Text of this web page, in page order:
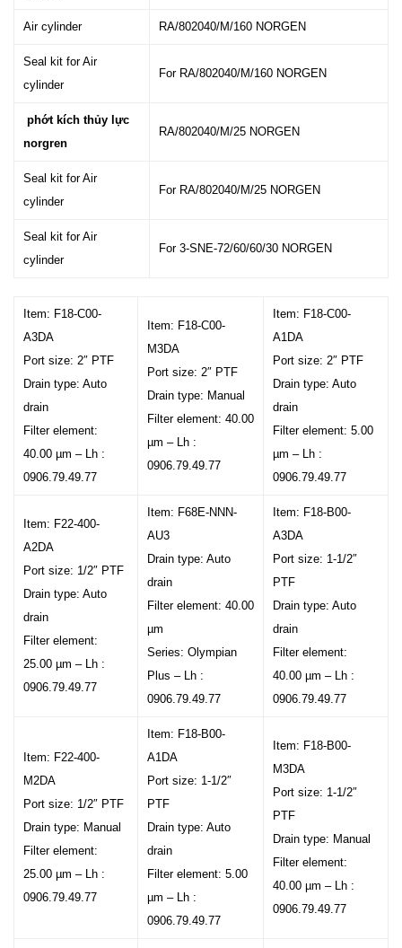
Air cylinder RA/802040/M/160 NORGEN
Seal kit for Air
cylinder
For RA/802040/M/160 NORGEN
phớt kích thủy lực
norgren
RA/802040/M/25 NORGEN
Seal kit for Air
cylinder
For RA/802040/M/25 NORGEN
Seal kit for Air
cylinder
For 3-SNE-72/60/60/30 NORGEN
Item: F18-C00-
A3DA
Port size: 2″ PTF
Drain type: Auto
drain
Filter element:
40.00 µm – Lh :
0906.79.49.77
Item: F18-C00-
M3DA
Port size: 2″ PTF
Drain type: Manual
Filter element: 40.00
µm – Lh :
0906.79.49.77
Item: F18-C00-
A1DA
Port size: 2″ PTF
Drain type: Auto
drain
Filter element: 5.00
µm – Lh :
0906.79.49.77
Item: F22-400-
A2DA
Port size: 1/2″ PTF
Drain type: Auto
drain
Filter element:
25.00 µm – Lh :
0906.79.49.77
Item: F68E-NNN-
AU3
Drain type: Auto
drain
Filter element: 40.00
µm
Series: Olympian
Plus – Lh :
0906.79.49.77
Item: F18-B00-
A3DA
Port size: 1-1/2″
PTF
Drain type: Auto
drain
Filter element:
40.00 µm – Lh :
0906.79.49.77
Item: F22-400-
M2DA
Port size: 1/2″ PTF
Drain type: Manual
Filter element:
25.00 µm – Lh :
0906.79.49.77
Item: F18-B00-
A1DA
Port size: 1-1/2″
PTF
Drain type: Auto
drain
Filter element: 5.00
µm – Lh :
0906.79.49.77
Item: F18-B00-
M3DA
Port size: 1-1/2″
PTF
Drain type: Manual
Filter element:
40.00 µm – Lh :
0906.79.49.77